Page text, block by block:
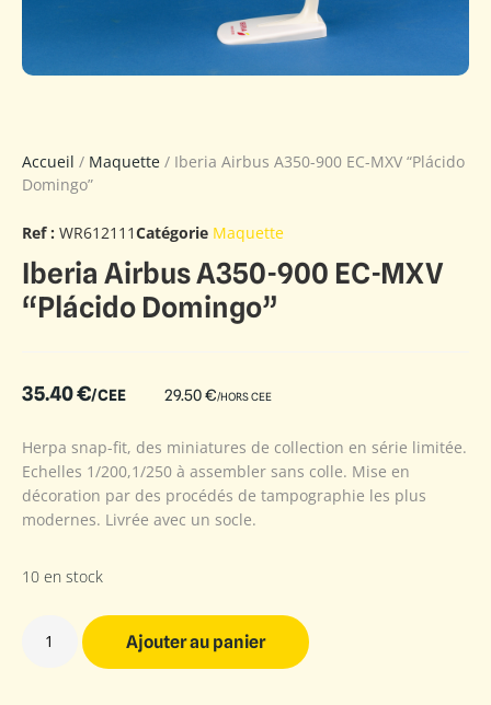
Accueil / Maquette / Iberia Airbus A350-900 EC-MXV “Plácido
Domingo”
Ref : WR612111Catégorie Maquette
Iberia Airbus A350-900 EC-MXV
“Plácido Domingo”
35.40€/CEE 29.50€/HORS CEE
Herpa snap-fit, des miniatures de collection en série limitée.
Echelles 1/200,1/250 à assembler sans colle. Mise en
décoration par des procédés de tampographie les plus
modernes. Livrée avec un socle.
10 en stock
Ajouter au panier